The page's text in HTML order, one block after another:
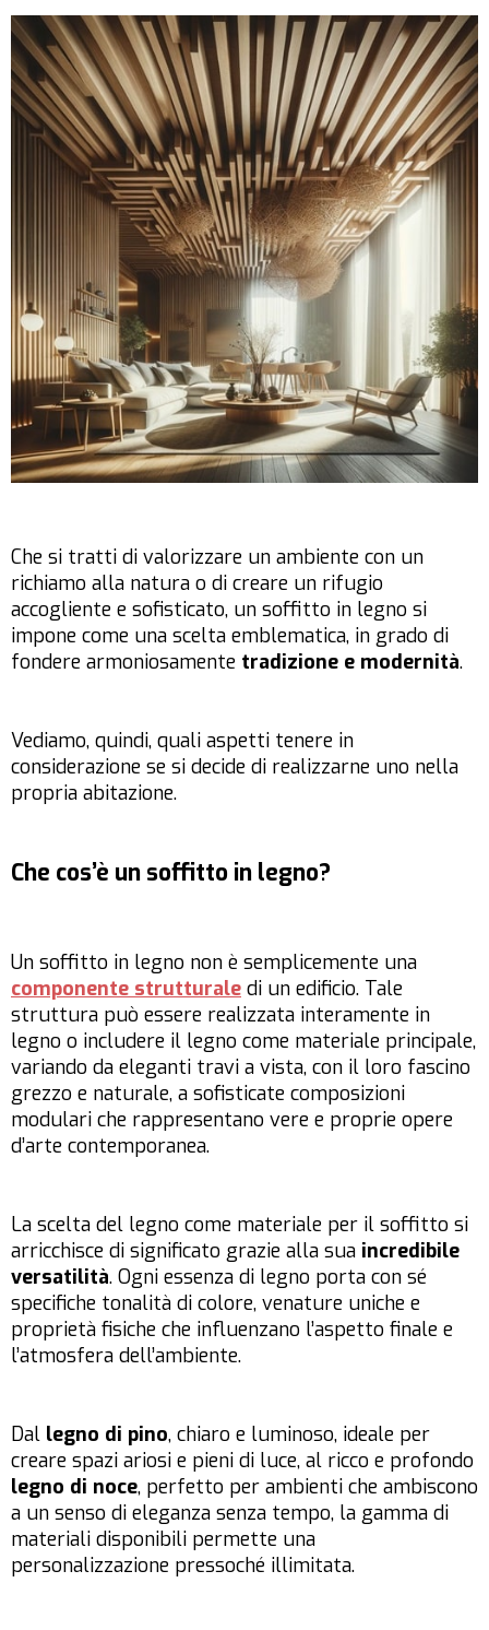
Che si tratti di valorizzare un ambiente con un
richiamo alla natura o di creare un rifugio
accogliente e sofisticato, un soffitto in legno si
impone come una scelta emblematica, in grado di
fondere armoniosamente tradizione e modernità.
Vediamo, quindi, quali aspetti tenere in
considerazione se si decide di realizzarne uno nella
propria abitazione.
Che cos’è un soffitto in legno?
Un soffitto in legno non è semplicemente una
componente strutturale di un edificio. Tale
struttura può essere realizzata interamente in
legno o includere il legno come materiale principale,
variando da eleganti travi a vista, con il loro fascino
grezzo e naturale, a sofisticate composizioni
modulari che rappresentano vere e proprie opere
d’arte contemporanea.
La scelta del legno come materiale per il soffitto si
arricchisce di significato grazie alla sua incredibile
versatilità. Ogni essenza di legno porta con sé
specifiche tonalità di colore, venature uniche e
proprietà fisiche che influenzano l’aspetto finale e
l’atmosfera dell’ambiente.
Dal legno di pino, chiaro e luminoso, ideale per
creare spazi ariosi e pieni di luce, al ricco e profondo
legno di noce, perfetto per ambienti che ambiscono
a un senso di eleganza senza tempo, la gamma di
materiali disponibili permette una
personalizzazione pressoché illimitata.